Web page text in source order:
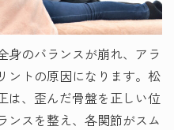
身のバランスが崩れ、アラ
ントの原因になります。松
は、歪んだ骨盤を正しい位
ンスを整え、各関節がスム